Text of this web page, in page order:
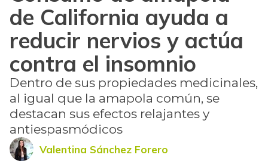
de California ayuda a
reducir nervios y actúa
contra el insomnio
Dentro de sus propiedades medicinales,
al igual que la amapola común, se
destacan sus efectos relajantes y
antiespasmódicos
Valentina Sánchez Forero